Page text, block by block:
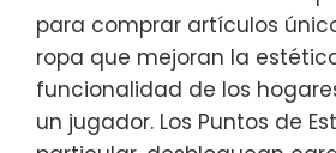
para comprar artículos
ropa que mejoran la
funcionalidad de los
un jugador. Los Puntos de